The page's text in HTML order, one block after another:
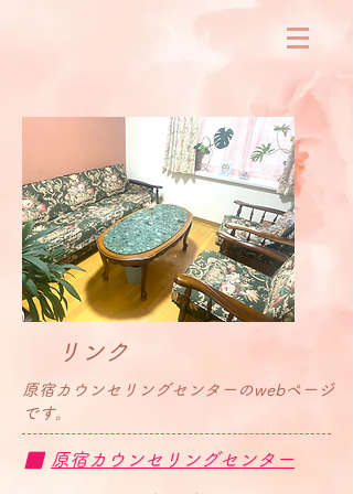
​リンク
​原宿カウンセリングセンターのwebページ
です。
​原宿カウンセリングセンター
​■